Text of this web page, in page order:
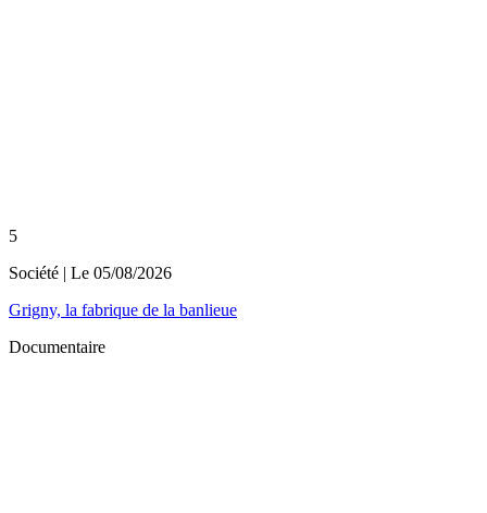
5
Société | Le 05/08/2026
Grigny, la fabrique de la banlieue
Documentaire